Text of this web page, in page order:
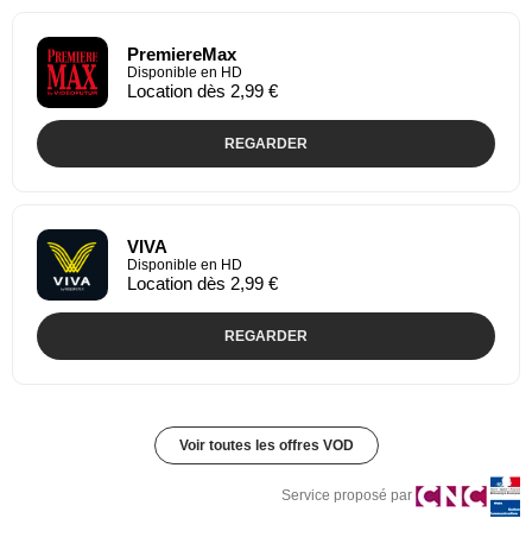
PremiereMax
Disponible en HD
Location dès 2,99 €
REGARDER
VIVA
Disponible en HD
Location dès 2,99 €
REGARDER
Voir toutes les offres VOD
Service proposé par